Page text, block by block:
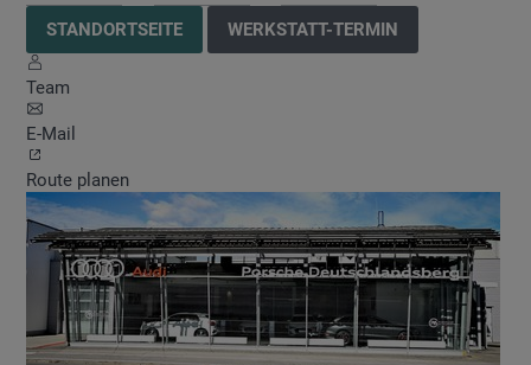
STANDORTSEITE WERKSTATT-TERMIN
Team
E-Mail
Route planen